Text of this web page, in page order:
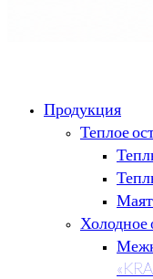
Продукция
Теплое
Холодное